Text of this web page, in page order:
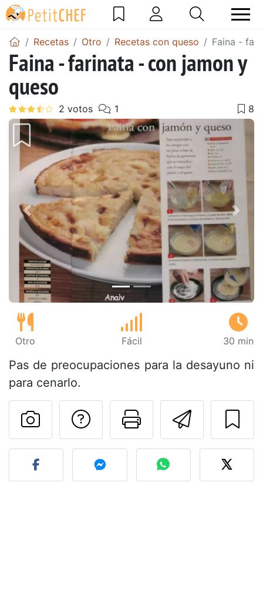
Recetas Otro Recetas con queso Faina -
Faina - farinata - con jamon y
queso
Anterior
Otro Fácil 30 min
Pas de preocupaciones para la desayuno ni
para cenarlo.
Imprimir
Preguntar al autor
Publicar la foto de esta